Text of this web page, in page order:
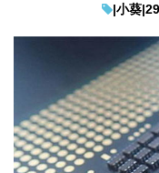
教學評測
IT Times
生成式AI與雲端應用
|小葵|